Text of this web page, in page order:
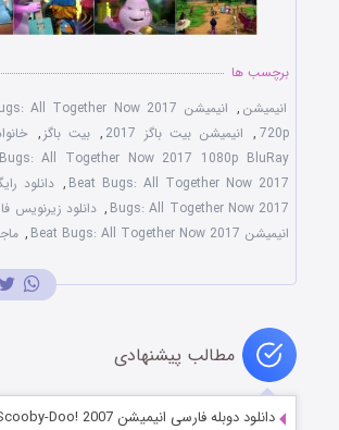
برچسب ها
انیمیشن ,
720p
, انیمیشن بیت باگز 2017 , بیت باگز ,
Bugs: All Together Now 2017 1080p BluRay
Beat Bugs: All Together Now 2017
,
Bugs: All Together Now 2017
, دانلود زیرنویس
انیمیشن Beat Bugs: All Together Now 2017
,
مطالب پیشنهادی
دانلود دوبله فارسی انیمیشن Chill Out, Scooby-Doo! 2007